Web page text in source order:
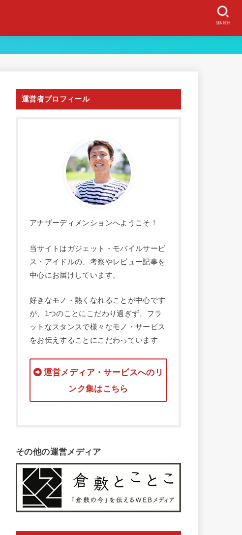
SEARCH
運営者プロフィール
アナザーディメンションへようこそ！
当サイトはガジェット・モバイルサービ
ス・アイドルの、考察やレビュー記事を
中心にお届けしています。
好きなモノ・熱くなれることが中心です
が、1つのことにこだわり過ぎず、フラ
ットなスタンスで様々なモノ・サービス
をお伝えすることにこだわっています
運営メディア・サービスへのリ
ンク集はこちら
その他の運営メディア